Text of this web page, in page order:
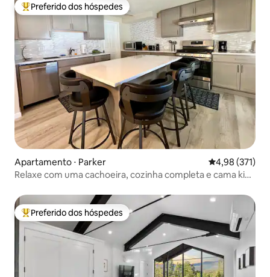
Entre os melhores preferidos dos hóspedes
Preferido dos hóspedes
Apartamento ⋅ Parker 4,98 de uma
4,98 (371)
Relaxe com uma cachoeira, cozinha completa e cama king
Entre os melhores preferidos dos hóspedes
Preferido dos hóspedes